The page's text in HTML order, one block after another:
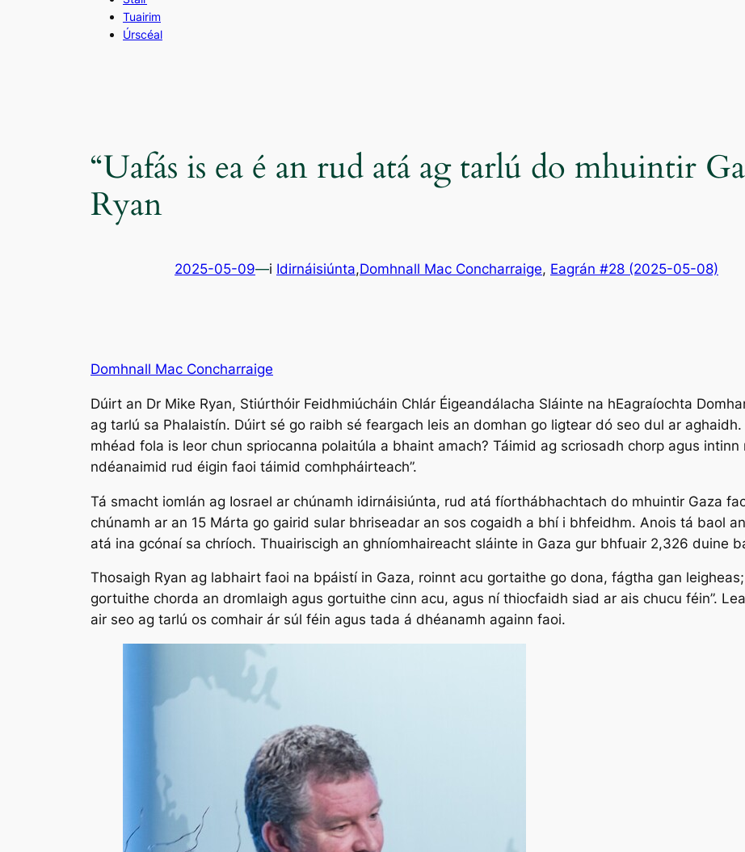
Tuairim
Úrscéal
“Uafás is ea é an rud atá ag tarlú do mhuintir
Ryan
2025-05-09—i Idirnáisiúnta,Domhnall Mac Concharraige, Eagrán #28 (2025-05-08)
Domhnall Mac Concharraige
Dúirt an Dr Mike Ryan, Stiúrthóir Feidhmiúcháin Chlár Éigeandálacha Sláinte na hEagraíochta
ag tarlú sa Phalaistín. Dúirt sé go raibh sé feargach leis an domhan go ligtear dó seo dul ar
mhéad fola is leor chun spriocanna polaitúla a bhaint amach? Táimid ag scriosadh chorp agus
ndéanaimid rud éigin faoi táimid comhpháirteach”.
Tá smacht iomlán ag Iosrael ar chúnamh idirnáisiúnta, rud atá fíorthábhachtach do mhuintir Gaza
chúnamh ar an 15 Márta go gairid sular bhriseadar an sos cogaidh a bhí i bhfeidhm. Anois tá baol
atá ina gcónaí sa chríoch. Thuairiscigh an ghníomhaireacht sláinte in Gaza gur bhfuair 2,326 duine
Thosaigh Ryan ag labhairt faoi na bpáistí in Gaza, roinnt acu gortaithe go dona, fágtha gan
gortuithe chorda an dromlaigh agus gortuithe cinn acu, agus ní thiocfaidh siad ar ais chucu féin”.
air seo ag tarlú os comhair ár súl féin agus tada á dhéanamh againn faoi.